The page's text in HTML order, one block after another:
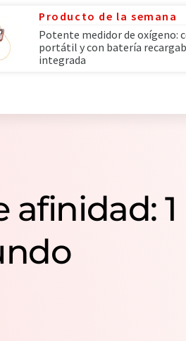
Producto de la semana
Potente medidor de oxígeno:
portátil y con batería
integrada
1